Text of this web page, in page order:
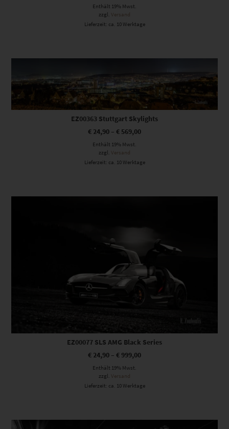
Enthält 19% Mwst.
zzgl. Versand
Lieferzeit: ca. 10 Werktage
Dieses Produkt weist mehrere Varianten auf. Die Optionen können auf der Produktseite gewählt werden
EZ00363 Stuttgart Skylights
€ 24,90 – € 569,00
Enthält 19% Mwst.
zzgl. Versand
Lieferzeit: ca. 10 Werktage
Dieses Produkt weist mehrere Varianten auf. Die Optionen können auf der Produktseite gewählt werden
EZ00077 SLS AMG Black Series
€ 24,90 – € 999,00
Enthält 19% Mwst.
zzgl. Versand
Lieferzeit: ca. 10 Werktage
Dieses Produkt weist mehrere Varianten auf. Die Optionen können auf der Produktseite gewählt werden